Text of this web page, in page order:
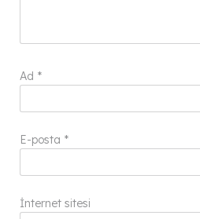
Ad *
E-posta *
İnternet sitesi